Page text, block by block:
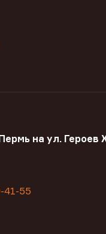
на ул. Героев
41-55